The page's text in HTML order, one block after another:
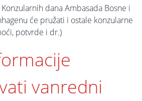
dana Ambasada Bosne i
će pružati i ostale konzularne
potvrde i dr.)
vanredni